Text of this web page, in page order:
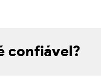
confiável?